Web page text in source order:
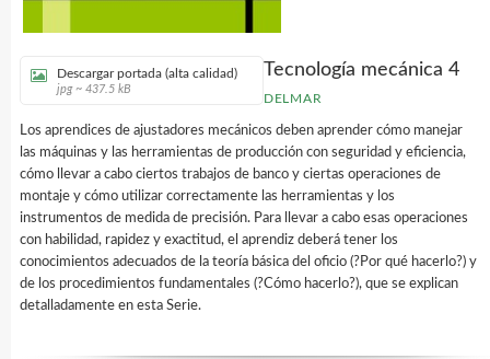
Descargar portada (alta calidad)
jpg ~ 437.5 kB
Tecnología mecánica 4
DELMAR
Los aprendices de ajustadores mecánicos deben aprender cómo manejar
las máquinas y las herramientas de producción con seguridad y eficiencia,
cómo llevar a cabo ciertos trabajos de banco y ciertas operaciones de
montaje y cómo utilizar correctamente las herramientas y los
instrumentos de medida de precisión. Para llevar a cabo esas operaciones
con habilidad, rapidez y exactitud, el aprendiz deberá tener los
conocimientos adecuados de la teoría básica del oficio (?Por qué hacerlo?) y
de los procedimientos fundamentales (?Cómo hacerlo?), que se explican
detalladamente en esta Serie.